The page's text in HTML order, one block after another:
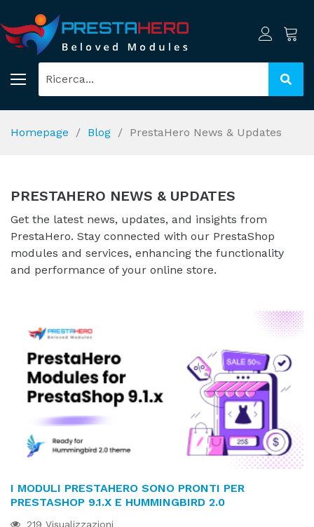
Homepage Blog PrestaHero News & Updates
PRESTAHERO NEWS & UPDATES
Get the latest news, updates, and insights from
PrestaHero. Stay connected with our PrestaShop
modules and services, enhancing the functionality
and performance of your online store.
I MODULI PRESTAHERO SONO PRONTI PER
PRESTASHOP 9.1.X E HUMMINGBIRD 2.0
219 Visualizzazioni